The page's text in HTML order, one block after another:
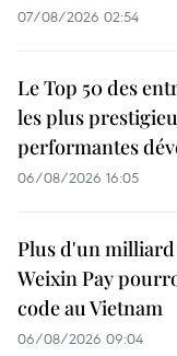
07/08/2026 02:54
Le Top 50 des
les plus
performantes
06/08/2026 16:05
Plus d'un
Weixin Pay
code au Vietnam
06/08/2026 09:04